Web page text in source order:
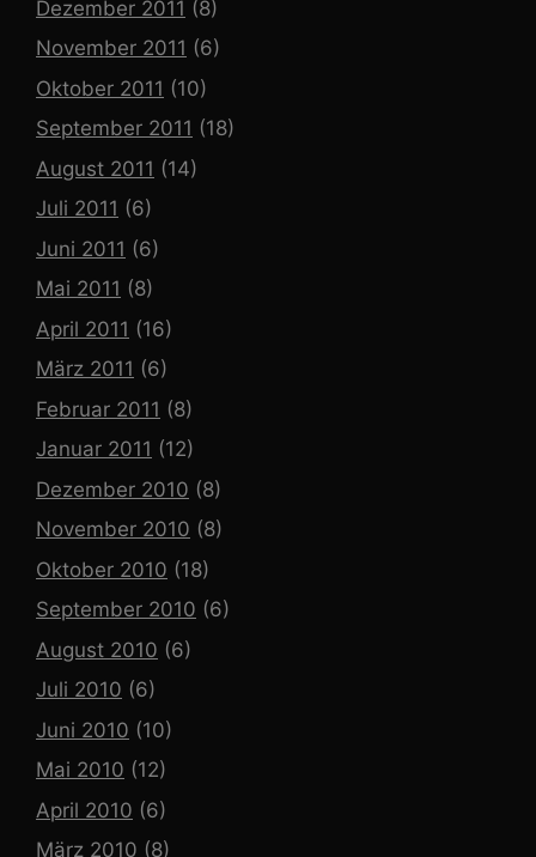
Dezember 2011 (8)
November 2011 (6)
Oktober 2011 (10)
September 2011 (18)
August 2011 (14)
Juli 2011 (6)
Juni 2011 (6)
Mai 2011 (8)
April 2011 (16)
März 2011 (6)
Februar 2011 (8)
Januar 2011 (12)
Dezember 2010 (8)
November 2010 (8)
Oktober 2010 (18)
September 2010 (6)
August 2010 (6)
Juli 2010 (6)
Juni 2010 (10)
Mai 2010 (12)
April 2010 (6)
März 2010 (8)